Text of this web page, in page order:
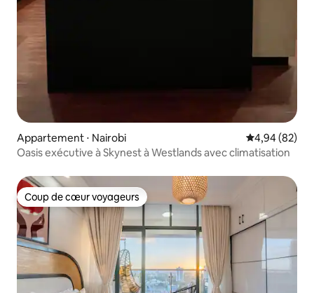
Appartement ⋅ Nairobi Évaluation
4,94 (82)
Oasis exécutive à Skynest à Westlands avec climatisation
Coup de cœur voyageurs
Coup de cœur voyageurs